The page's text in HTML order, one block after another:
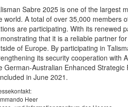
Sabre 2025 is one of the largest
world. A total of over 35,000 members
are participating. With its renewed
that it is a reliable partner
of Europe. By participating in
its security cooperation with
German-Australian Enhanced Strategic
in June 2021.
Heer